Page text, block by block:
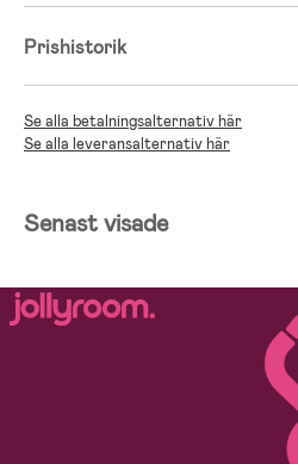
Prishistorik
Se alla betalningsalternativ här
Se alla leveransalternativ här
Senast visade